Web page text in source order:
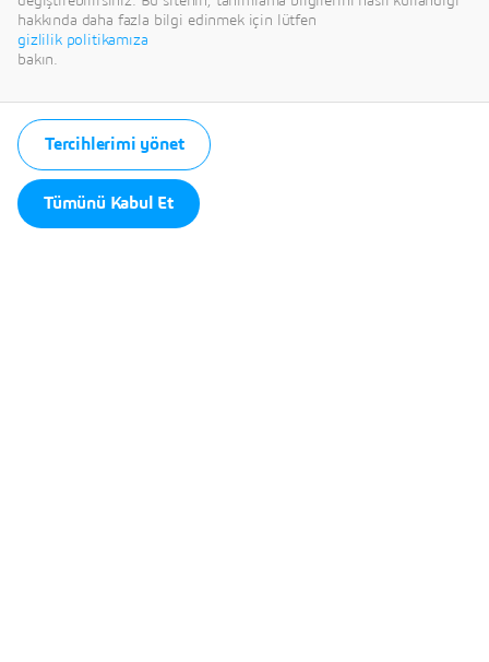
Remember my choice.
Your choice will be saved in a cookie managed by Dassault
hakkında daha fazla bilgi edinmek için lütfen
gizlilik politikamıza
bakın.
Tümünü Kabul Et
Tercihlerimi yönet